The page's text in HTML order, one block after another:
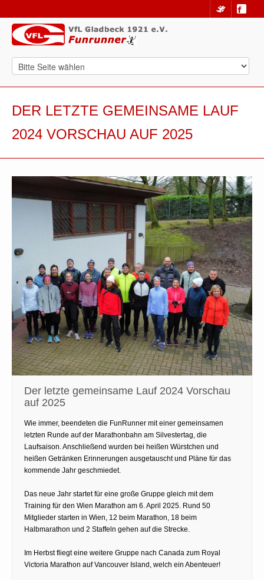
DER LETZTE GEMEINSAME LAUF
2024 VORSCHAU AUF 2025
Der letzte gemeinsame Lauf 2024 Vorschau
auf 2025
Wie immer, beendeten die FunRunner mit einer gemeinsamen
letzten Runde auf der Marathonbahn am Silvestertag, die
Laufsaison. Anschließend wurden bei heißen Würstchen und
heißen Getränken Erinnerungen ausgetauscht und Pläne für das
kommende Jahr geschmiedet.
Das neue Jahr startet für eine große Gruppe gleich mit dem
Training für den Wien Marathon am 6. April 2025. Rund 50
Mitglieder starten in Wien, 12 beim Marathon, 18 beim
Halbmarathon und 2 Staffeln gehen auf die Strecke.
Im Herbst fliegt eine weitere Gruppe nach Canada zum Royal
Victoria Marathon auf Vancouver Island, welch ein Abenteuer!